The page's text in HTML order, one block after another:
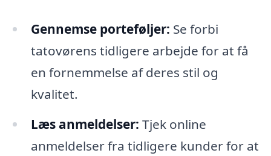
Gennemse porteføljer: Se forbi
tatovørens tidligere arbejde for at få
en fornemmelse af deres stil og
kvalitet.
Læs anmeldelser: Tjek online
anmeldelser fra tidligere kunder for at